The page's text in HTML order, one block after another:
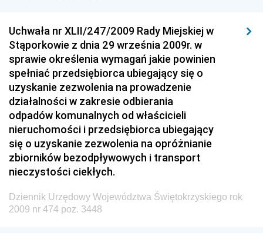
Dziennik Urzędowy Wyższego Urzędu Górniczego
Dziennik Urzędowy Prezesa Urzędu Transportu
Kolejowego
Dziennik Urzędowy Ministra Przedsiębiorczości i
Technologii
Dziennik Urzędowy Ministra Inwestycji i Rozwoju
Dziennik Urzędowy Naczelnego Dyrektora Archiwów
Państwowych
Dziennik Urzędowy Ministra Finansów, Inwestycji i
Dziennik Urzędowy Ministra Klimatu
Uchwała nr XLII/247/2009 Rady Miejskiej w
Stąporkowie z dnia 29 września 2009r. w
sprawie określenia wymagań jakie powinien
spełniać przedsiębiorca ubiegający się o
uzyskanie zezwolenia na prowadzenie
działalności w zakresie odbierania
odpadów komunalnych od właścicieli
nieruchomości i przedsiębiorca ubiegający
się o uzyskanie zezwolenia na opróżnianie
zbiorników bezodpływowych i transport
nieczystości ciekłych.
Dziennik Urzędowy Województwa Świętokrzyskiego rok
2009 nr 474 poz. 3448